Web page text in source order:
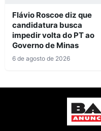
Flávio Roscoe diz que
candidatura busca
impedir volta do PT ao
Governo de Minas
6 de agosto de 2026